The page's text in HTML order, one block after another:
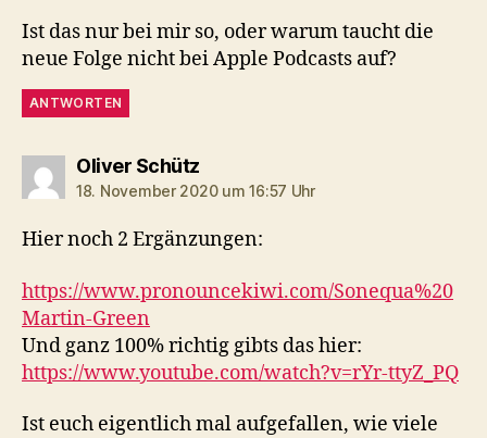
Ist das nur bei mir so, oder warum taucht die
neue Folge nicht bei Apple Podcasts auf?
ANTWORTEN
Oliver Schützsagt:
18. November 2020 um 16:57 Uhr
Hier noch 2 Ergänzungen:
https://www.pronouncekiwi.com/Sonequa%20
Martin-Green
Und ganz 100% richtig gibts das hier:
https://www.youtube.com/watch?v=rYr-ttyZ_PQ
Ist euch eigentlich mal aufgefallen, wie viele